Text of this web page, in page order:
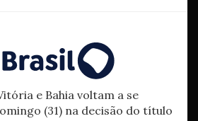
e Bahia voltam a se
(31) na decisão do título